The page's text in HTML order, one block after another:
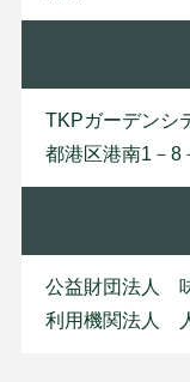
TKPガーデンシ
都港区港南1－8
公益財団法人
利用機関法人